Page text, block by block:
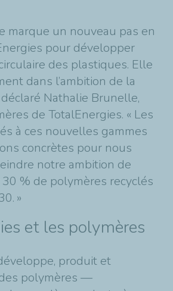
marque un nouveau pas en
pour développer
des plastiques. Elle
dans l’ambition de la
déclaré Nathalie Brunelle,
de TotalEnergies. « Les
à ces nouvelles gammes
concrètes pour nous
notre ambition de
% de polymères recyclés
»
et les polymères
produit et
polymères —